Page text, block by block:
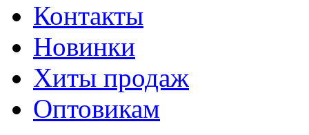
Контакты
Новинки
Хиты продаж
Оптовикам